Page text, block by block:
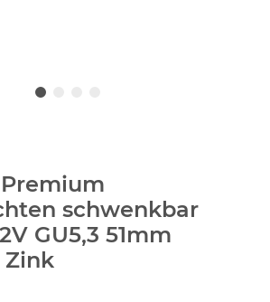
schwenkbar
GU5,3 51mm
Zink